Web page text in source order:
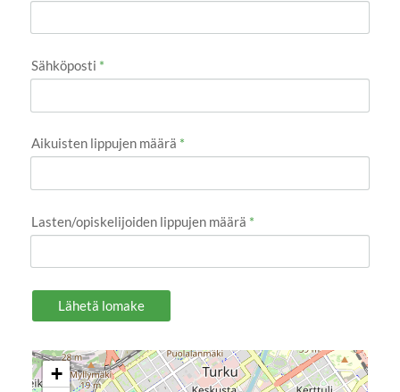
Sähköposti *
Aikuisten lippujen määrä *
Lasten/opiskelijoiden lippujen määrä *
Lähetä lomake
+